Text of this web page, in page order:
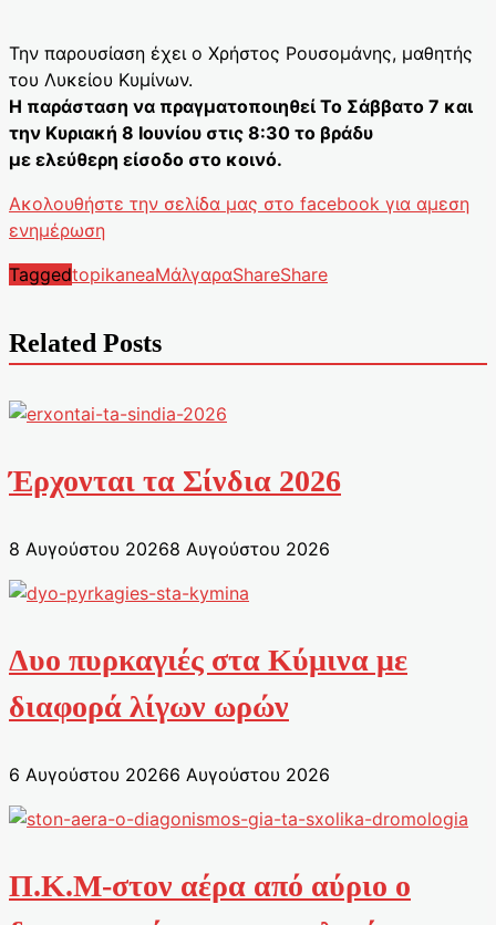
Την παρουσίαση έχει ο Χρήστος Ρουσομάνης, μαθητής
του Λυκείου Κυμίνων.
Η παράσταση να πραγματοποιηθεί Το Σάββατο 7 και
την Κυριακή 8 Ιουνίου στις 8:30 το βράδυ
με ελεύθερη είσοδο στο κοινό.
Ακολουθήστε την σελίδα μας στο facebook για αμεση
ενημέρωση
TaggedtopikaneaΜάλγαραShareShare
Related Posts
Έρχονται τα Σίνδια 2026
8 Αυγούστου 20268 Αυγούστου 2026
Δυο πυρκαγιές στα Κύμινα με
διαφορά λίγων ωρών
6 Αυγούστου 20266 Αυγούστου 2026
Π.Κ.Μ-στον αέρα από αύριο ο